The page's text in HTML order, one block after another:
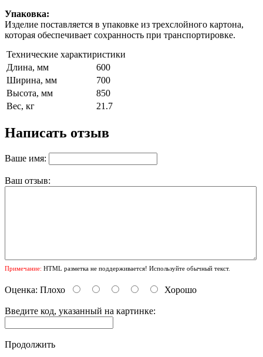
Упаковка:
Изделие поставляется в упаковке из трехслойного картона,
которая обеспечивает сохранность при транспортировке.
Технические характиристики
Длина, мм
600
Ширина, мм
700
Высота, мм
850
Вес, кг
21.7
Написать отзыв
Ваше имя:
Ваш отзыв:
Примечание: HTML разметка не поддерживается! Используйте обычный текст.
Оценка: Плохо Хорошо
Введите код, указанный на картинке:
Продолжить